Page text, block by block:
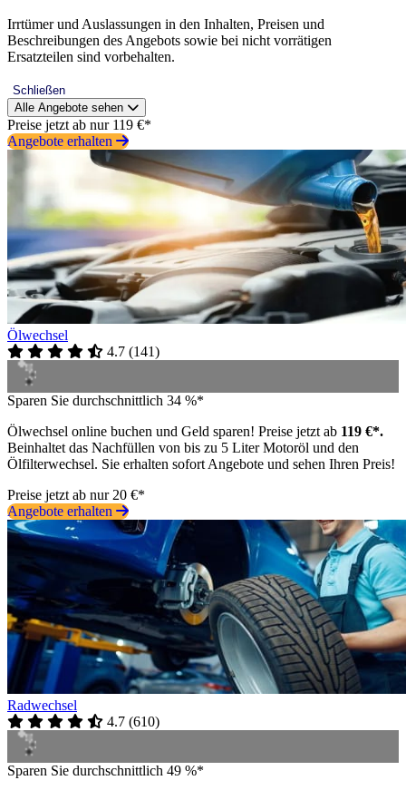
Irrtümer und Auslassungen in den Inhalten, Preisen und
Beschreibungen des Angebots sowie bei nicht vorrätigen
Ersatzteilen sind vorbehalten.
Schließen
Alle Angebote sehen
Preise jetzt ab nur 119 €*
Angebote erhalten
Ölwechsel
4.7 (141)
Sparen Sie durchschnittlich 34 %*
Ölwechsel online buchen und Geld sparen! Preise jetzt ab 119 €*.
Beinhaltet das Nachfüllen von bis zu 5 Liter Motoröl und den
Ölfilterwechsel. Sie erhalten sofort Angebote und sehen Ihren Preis!
Preise jetzt ab nur 20 €*
Angebote erhalten
Radwechsel
4.7 (610)
Sparen Sie durchschnittlich 49 %*